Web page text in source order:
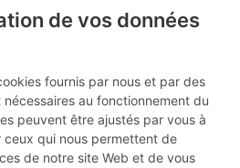
: Face NW
de vos données
fournis par nous et par des
au fonctionnement du
peuvent être ajustés par vous à
qui nous permettent de
de notre site Web et de vous